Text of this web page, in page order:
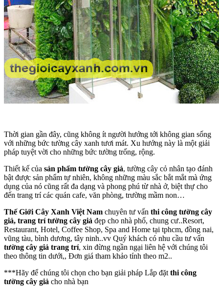
Thời gian gần đây, cũng không ít người hướng tới không gian sống
với những bức tường cây xanh tươi mát. Xu hướng này là một giải
pháp tuyệt vời cho những bức tường trống, rộng.
Thiết kế của sản phẩm tường cây giả, tường cây cỏ nhân tạo đánh
bật được sản phẩm tự nhiên, không những màu sắc bắt mắt mà ứng
dụng của nó cũng rất đa dạng và phong phú từ nhà ở, biệt thự cho
đến trang trí các quán cafe, văn phòng, trường mầm non…
Thế Giới Cây Xanh Việt Nam chuyên tư vấn thi công tường cây
giả, trang trí tường cây giả đẹp cho nhà phố, chung cư..Resort,
Restaurant, Hotel, Coffee Shop, Spa and Home tại tphcm, đồng nai,
vũng tàu, bình dương, tây ninh..vv Quý khách có nhu cầu tư vấn
tường cây giả trang trí, xin đừng ngần ngại liên hệ với chúng tôi
theo thông tin dưới,, Đơn giá tham khảo tính theo m2..
***Hãy để chúng tôi chọn cho bạn giải pháp Lắp đặt thi công
tường cây giả cho nhà bạn